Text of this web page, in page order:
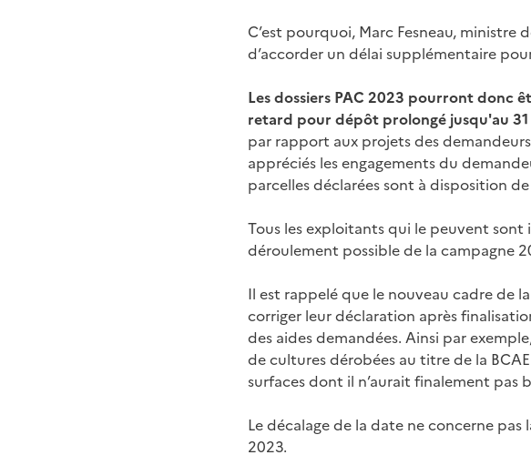
C’est pourquoi, Marc Fesneau,
d’accorder un délai supplémentaire
Les dossiers PAC 2023 pourront donc
retard pour dépôt prolongé jusqu'au
par rapport aux projets des
appréciés les engagements du
parcelles déclarées sont à disposition
Tous les exploitants qui le peuvent
déroulement possible de la campagne
Il est rappelé que le nouveau cadre de
corriger leur déclaration après
des aides demandées. Ainsi par
de cultures dérobées au titre de la
surfaces dont il n’aurait finalement pas
Le décalage de la date ne concerne
2023.